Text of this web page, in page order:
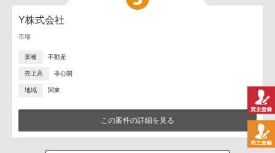
Y株式会社
市場
業種 不動産
売上高 非公開
地域 関東
この案件の詳細を見る